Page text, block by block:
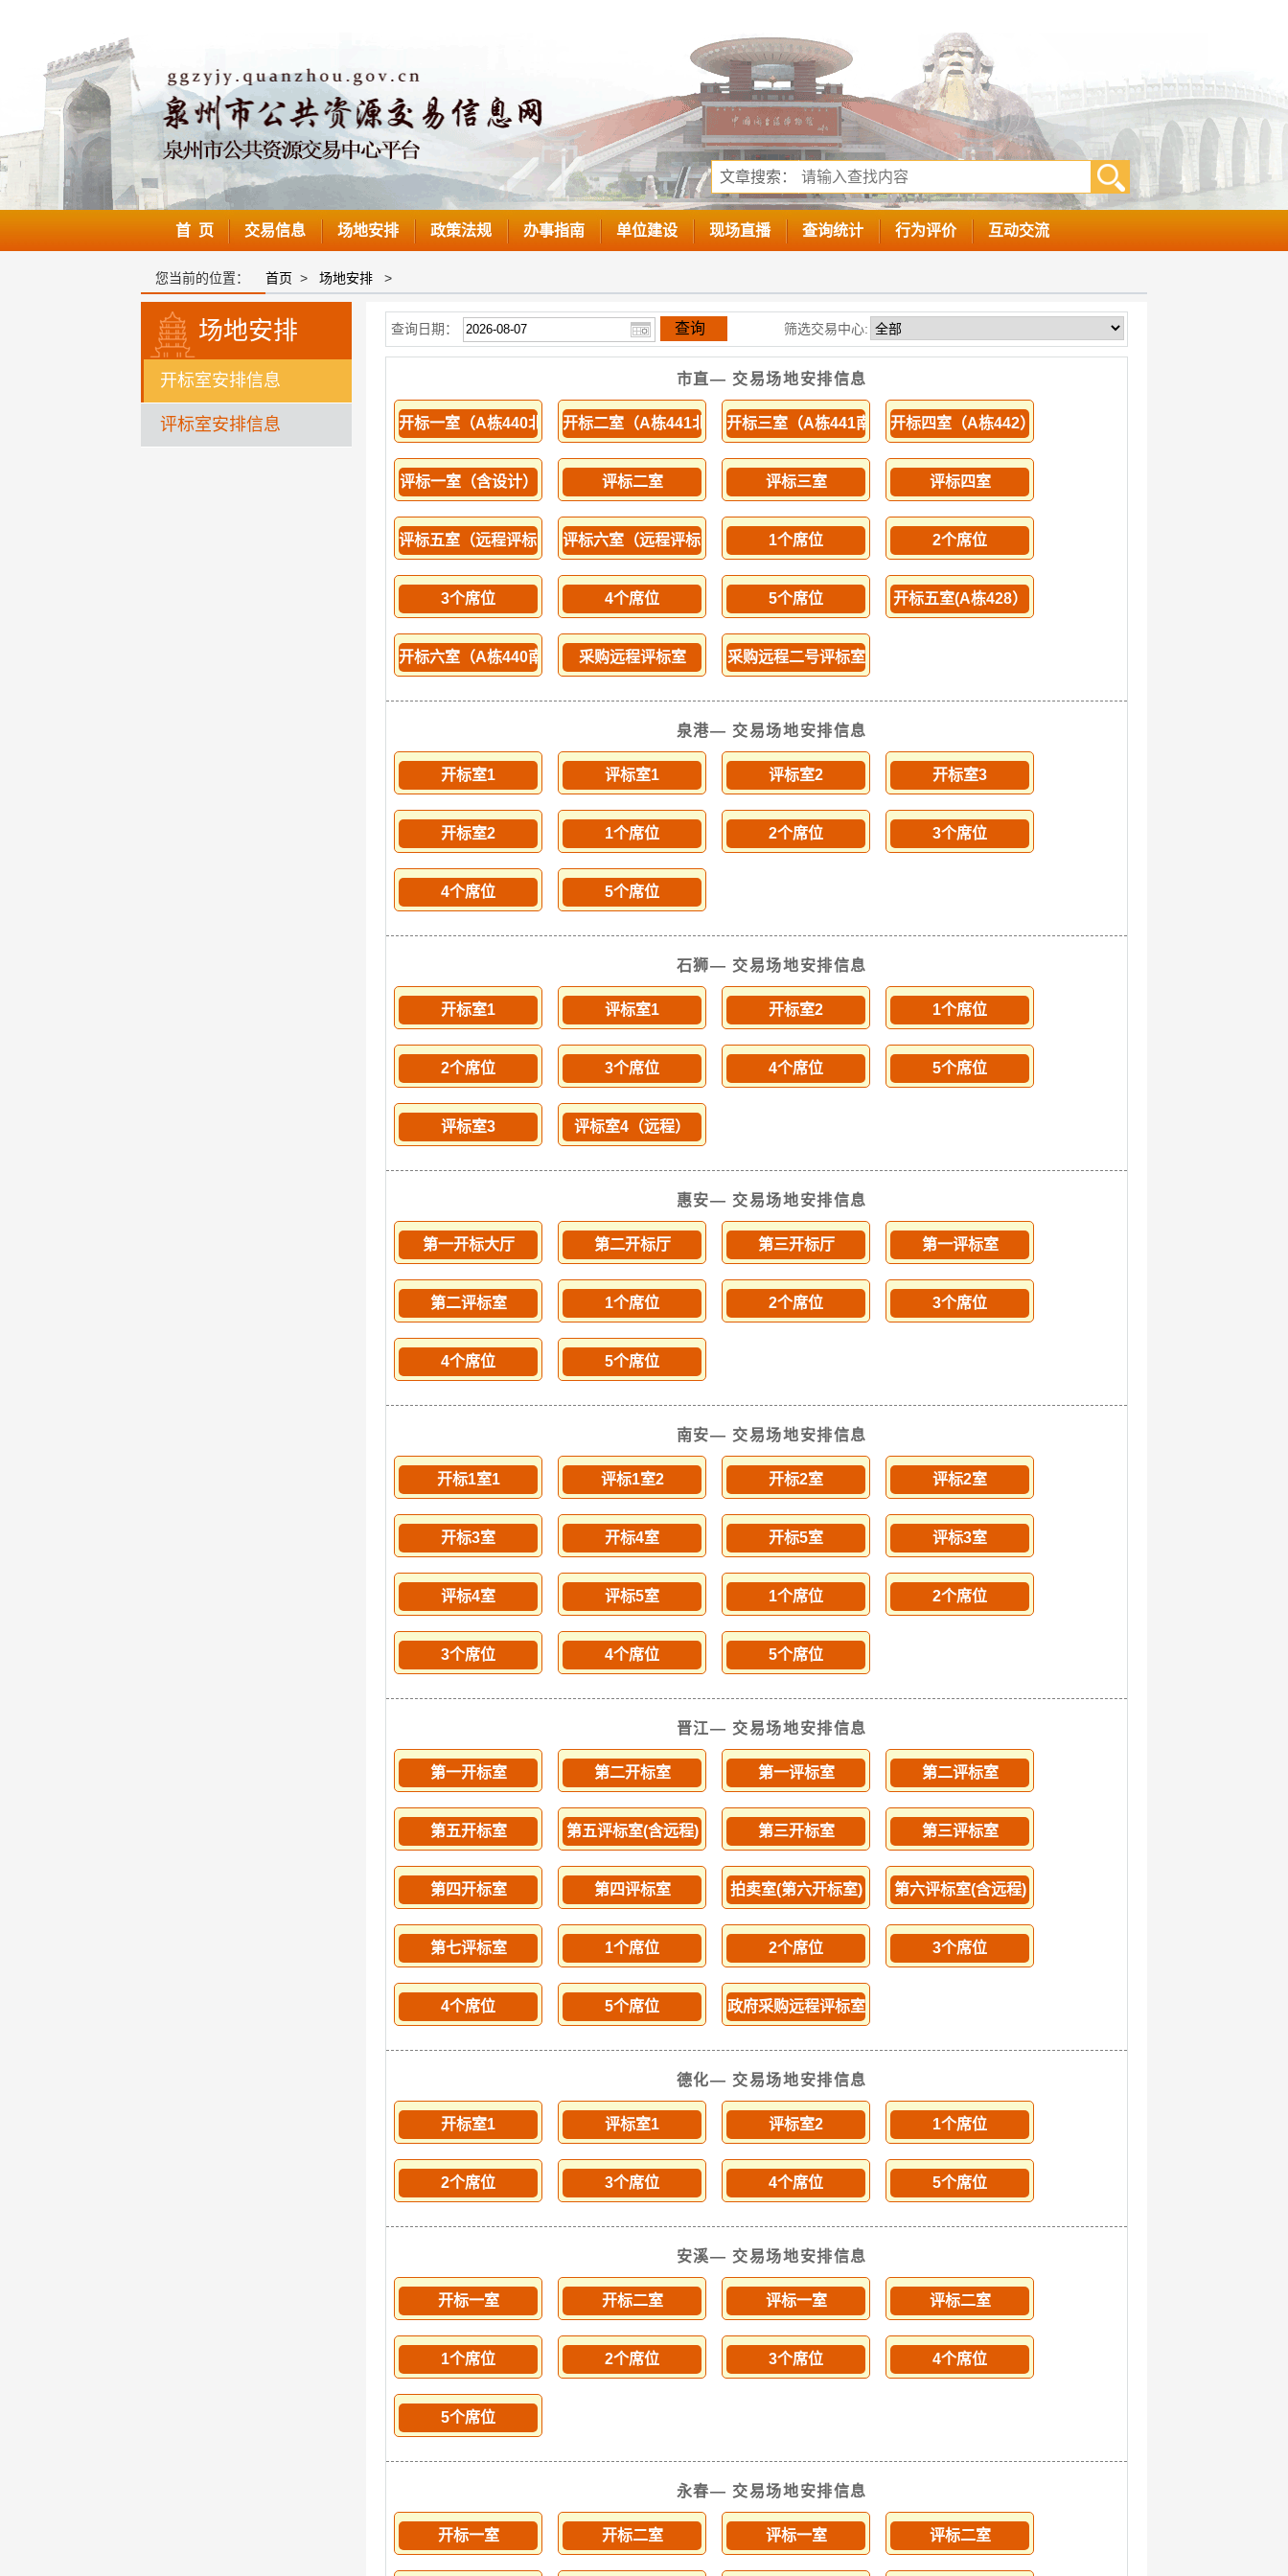
文章搜索：
首 页 交易信息 场地安排 政策法规 办事指南 单位建设 现场直播 查询统计 行为评价 互动交流
您当前的位置： 首页 > 场地安排 >
场地安排
开标室安排信息
评标室安排信息
查询日期： 查询 筛选交易中心:
市直— 交易场地安排信息
开标一室（A栋440北侧）开标二室（A栋441北侧）开标三室（A栋441南侧）开标四室（A栋442）
评标一室（含设计） 评标二室 评标三室 评标四室
评标五室（远程评标可选）评标六室（远程评标可选） 1个席位 2个席位
3个席位 4个席位 5个席位 开标五室(A栋428）
开标六室（A栋440南侧） 采购远程评标室 采购远程二号评标室
泉港— 交易场地安排信息
开标室1 评标室1 评标室2 开标室3
开标室2 1个席位 2个席位 3个席位
4个席位 5个席位
石狮— 交易场地安排信息
开标室1 评标室1 开标室2 1个席位
2个席位 3个席位 4个席位 5个席位
评标室3 评标室4（远程）
惠安— 交易场地安排信息
第一开标大厅 第二开标厅 第三开标厅 第一评标室
第二评标室 1个席位 2个席位 3个席位
4个席位 5个席位
南安— 交易场地安排信息
开标1室1 评标1室2 开标2室 评标2室
开标3室 开标4室 开标5室 评标3室
评标4室 评标5室 1个席位 2个席位
3个席位 4个席位 5个席位
晋江— 交易场地安排信息
第一开标室 第二开标室 第一评标室 第二评标室
第五开标室 第五评标室(含远程) 第三开标室 第三评标室
第四开标室 第四评标室 拍卖室(第六开标室) 第六评标室(含远程)
第七评标室 1个席位 2个席位 3个席位
4个席位 5个席位 政府采购远程评标室
德化— 交易场地安排信息
开标室1 评标室1 评标室2 1个席位
2个席位 3个席位 4个席位 5个席位
安溪— 交易场地安排信息
开标一室 开标二室 评标一室 评标二室
1个席位 2个席位 3个席位 4个席位
5个席位
永春— 交易场地安排信息
开标一室 开标二室 评标一室 评标二室